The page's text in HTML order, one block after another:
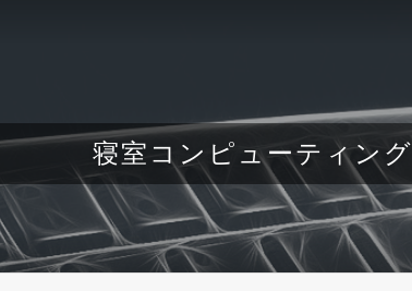
寝室コンピューティング